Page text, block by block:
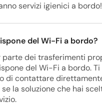
servizi igienici a bordo!
del Wi-Fi a bordo?
parte dei trasferimenti
del Wi-Fi a bordo. Ti
di contattare
la soluzione che hai